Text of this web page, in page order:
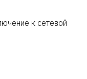
к сетевой